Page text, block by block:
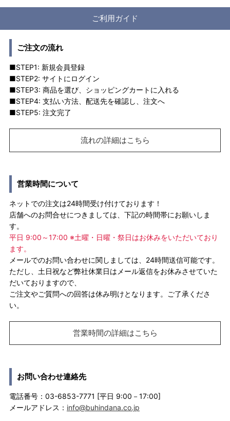
ご利用ガイド
ご注文の流れ
■STEP1: 新規会員登録
■STEP2: サイトにログイン
■STEP3: 商品を選び、ショッピングカートに入れる
■STEP4: 支払い方法、配送先を確認し、注文へ
■STEP5: 注文完了
流れの詳細はこちら
営業時間について
ネットでの注文は24時間受け付けております！
店舗へのお問合せにつきましては、下記の時間帯にお願いしま
す。
平日 9:00～17:00 ※土曜・日曜・祭日はお休みをいただいており
ます。
メールでのお問い合わせに関しましては、24時間送信可能です。
ただし、土日祝など弊社休業日はメール返信をお休みさせていた
だいておりますので、
ご注文やご質問への回答は休み明けとなります。ご了承くださ
い。
営業時間の詳細はこちら
お問い合わせ連絡先
電話番号：03-6853-7771 [平日 9:00－17:00]
メールアドレス： info@buhindana.co.jp